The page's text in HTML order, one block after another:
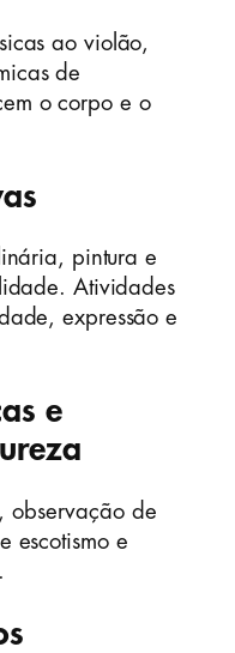
ao violão,
de
o corpo e o
pintura e
Atividades
expressão e
e
observação de
escotismo e